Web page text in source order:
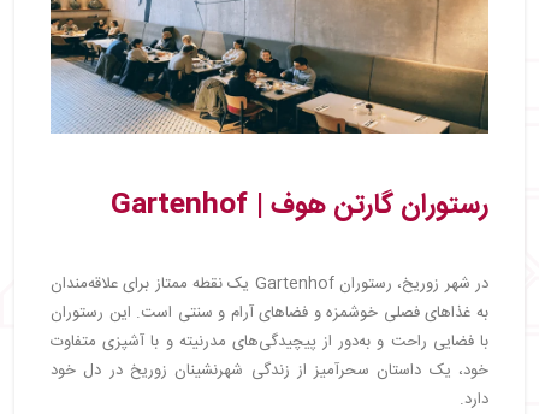
رستوران گارتن هوف | Gartenhof
در شهر زوریخ، رستوران Gartenhof یک نقطه ممتاز برای علاقه‌مندان
به غذاهای فصلی خوشمزه و فضاهای آرام و سنتی است. این رستوران
با فضایی راحت و به‌دور از پیچیدگی‌های مدرنیته و با آشپزی متفاوت
خود، یک داستان سحرآمیز از زندگی شهرنشینان زوریخ در دل خود
دارد.